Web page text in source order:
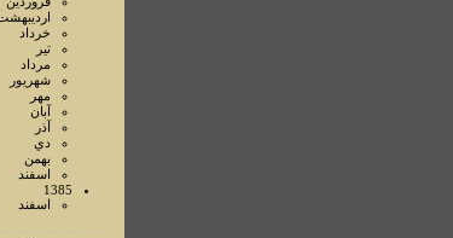
خرداد
تير
مرداد
شهريور
مهر
آبان
آذر
دي
بهمن
اسفند
1385
اسفند